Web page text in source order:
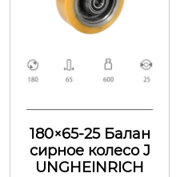
180×65-25 Балан
сирное колесо J
UNGHEINRICH